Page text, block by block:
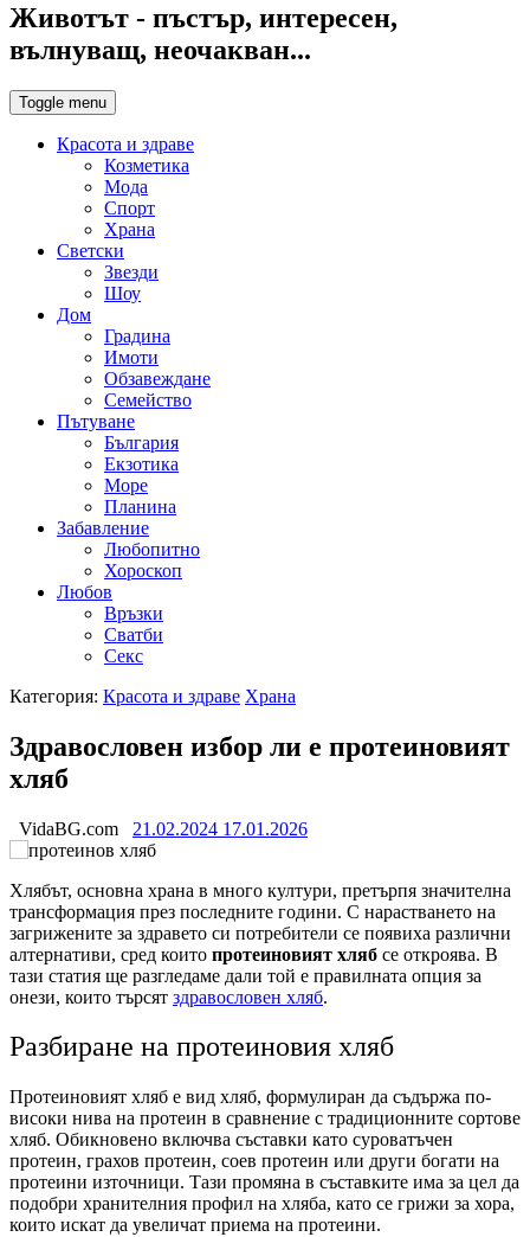
Животът - пъстър, интересен,
вълнуващ, неочакван...
Toggle menu
Красота и здраве
Козметика
Мода
Спорт
Храна
Светски
Звезди
Шоу
Дом
Градина
Имоти
Обзавеждане
Семейство
Пътуване
България
Екзотика
Море
Планина
Забавление
Любопитно
Хороскоп
Любов
Връзки
Сватби
Секс
Категория: Красота и здраве Храна
Здравословен избор ли е протеиновият
хляб
VidaBG.com 21.02.2024 17.01.2026
Хлябът, основна храна в много култури, претърпя значителна
трансформация през последните години. С нарастването на
загрижените за здравето си потребители се появиха различни
алтернативи, сред които протеиновият хляб се откроява. В
тази статия ще разгледаме дали той е правилната опция за
онези, които търсят здравословен хляб.
Разбиране на протеиновия хляб
Протеиновият хляб е вид хляб, формулиран да съдържа по-
високи нива на протеин в сравнение с традиционните сортове
хляб. Обикновено включва съставки като суроватъчен
протеин, грахов протеин, соев протеин или други богати на
протеини източници. Тази промяна в съставките има за цел да
подобри хранителния профил на хляба, като се грижи за хора,
които искат да увеличат приема на протеини.